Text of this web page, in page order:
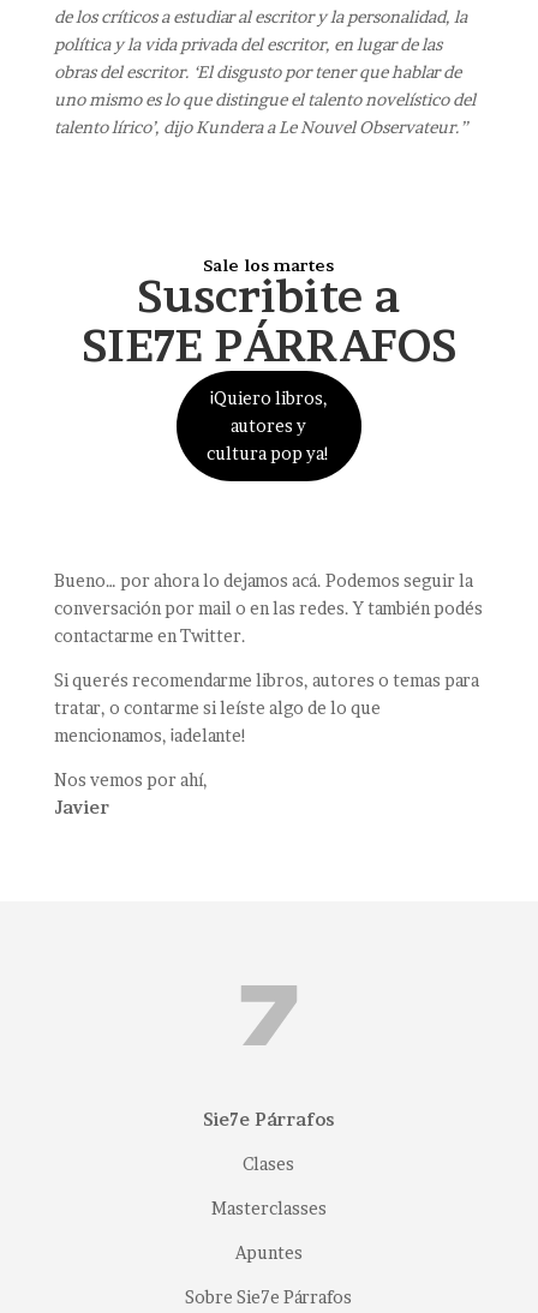
de los críticos a estudiar al escritor y la personalidad, la
política y la vida privada del escritor, en lugar de las
obras del escritor. ‘El disgusto por tener que hablar de
uno mismo es lo que distingue el talento novelístico del
talento lírico’, dijo Kundera a Le Nouvel Observateur.”
Sale los martes
Suscribite a
SIE7E PÁRRAFOS
¡Quiero libros,
autores y
cultura pop ya!
Bueno… por ahora lo dejamos acá. Podemos seguir la
conversación por mail o en las redes. Y también podés
contactarme en Twitter.
Si querés recomendarme libros, autores o temas para
tratar, o contarme si leíste algo de lo que
mencionamos, ¡adelante!
Nos vemos por ahí,
Javier
Sie7e Párrafos
Clases
Masterclasses
Apuntes
Sobre Sie7e Párrafos